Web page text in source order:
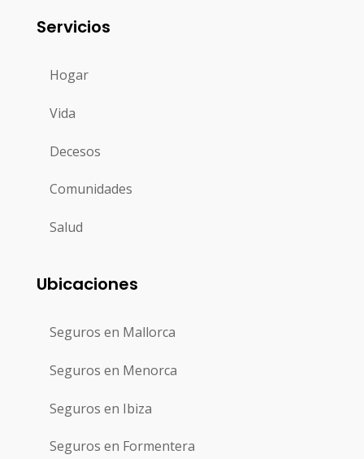
Servicios
Hogar
Vida
Decesos
Comunidades
Salud
Ubicaciones
Seguros en Mallorca
Seguros en Menorca
Seguros en Ibiza
Seguros en Formentera